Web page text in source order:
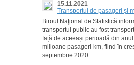
15.11.2021
Transportul de pasageri şi
Biroul Naţional de Statistică
transportul public au fost
față de aceeași perioadă din
milioane pasageri-km, fiind în
septembrie 2020.